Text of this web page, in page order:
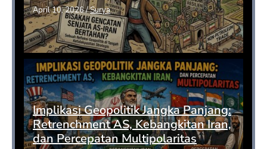
April 10, 2026/Surya
Implikasi Geopolitik Jangka Panjang:
Retrenchment AS, Kebangkitan Iran,
dan Percepatan Multipolaritas